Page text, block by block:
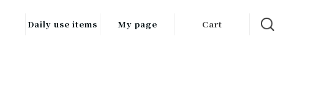
Daily use items My page Cart